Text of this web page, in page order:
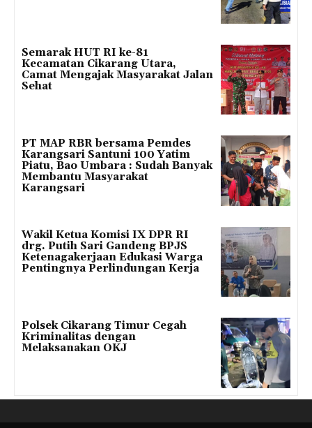
Semarak HUT RI ke-81
Kecamatan Cikarang Utara,
Camat Mengajak Masyarakat Jalan
Sehat
PT MAP RBR bersama Pemdes
Karangsari Santuni 100 Yatim
Piatu, Bao Umbara : Sudah Banyak
Membantu Masyarakat
Karangsari
Wakil Ketua Komisi IX DPR RI
drg. Putih Sari Gandeng BPJS
Ketenagakerjaan Edukasi Warga
Pentingnya Perlindungan Kerja
Polsek Cikarang Timur Cegah
Kriminalitas dengan
Melaksanakan OKJ